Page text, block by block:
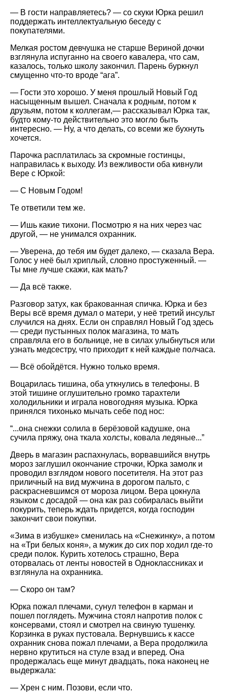
— В гости направляетесь? — со скуки Юрка решил
поддержать интеллектуальную беседу с
покупателями.
Мелкая ростом девчушка не старше Вериной дочки
взглянула испуганно на своего кавалера, что сам,
казалось, только школу закончил. Парень буркнул
смущенно что-то вроде “ага”.
— Гости это хорошо. У меня прошлый Новый Год
насыщенным вышел. Сначала к родным, потом к
друзьям, потом к коллегам,— рассказывал Юрка так,
будто кому-то действительно это могло быть
интересно. — Ну, а что делать, со всеми же бухнуть
хочется.
Парочка расплатилась за скромные гостинцы,
направилась к выходу. Из вежливости оба кивнули
Вере с Юркой:
— С Новым Годом!
Те ответили тем же.
— Ишь какие тихони. Посмотрю я на них через час
другой, — не унимался охранник.
— Уверена, до тебя им будет далеко, — сказала Вера.
Голос у неё был хриплый, словно простуженный. —
Ты мне лучше скажи, как мать?
— Да всё также.
Разговор затух, как бракованная спичка. Юрка и без
Веры всё время думал о матери, у неё третий инсульт
случился на днях. Если он справлял Новый Год здесь
— среди пустынных полок магазина, то мать
справляла его в больнице, не в силах улыбнуться или
узнать медсестру, что приходит к ней каждые полчаса.
— Всё обойдётся. Нужно только время.
Воцарилась тишина, оба уткнулись в телефоны. В
этой тишине оглушительно громко тарахтели
холодильники и играла новогодняя музыка. Юрка
принялся тихонько мычать себе под нос:
“...она снежки солила в берёзовой кадушке, она
сучила пряжу, она ткала холсты, ковала ледяные...”
Дверь в магазин распахнулась, ворвавшийся внутрь
мороз заглушил окончание строчки, Юрка замолк и
проводил взглядом нового посетителя. На этот раз
приличный на вид мужчина в дорогом пальто, с
раскрасневшимся от мороза лицом. Вера цокнула
языком с досадой — она как раз собиралась выйти
покурить, теперь ждать придется, когда господин
закончит свои покупки.
«Зима в избушке» сменилась на «Снежинку», а потом
на «Три белых коня», а мужик до сих пор ходил где-то
среди полок. Курить хотелось страшно, Вера
оторвалась от ленты новостей в Одноклассниках и
взглянула на охранника.
— Скоро он там?
Юрка пожал плечами, сунул телефон в карман и
пошел поглядеть. Мужчина стоял напротив полок с
консервами, стоял и смотрел на свиную тушенку.
Корзинка в руках пустовала. Вернувшись к кассе
охранник снова пожал плечами, а Вера продолжила
нервно крутиться на стуле взад и вперед. Она
продержалась еще минут двадцать, пока наконец не
выдержала:
— Хрен с ним. Позови, если что.